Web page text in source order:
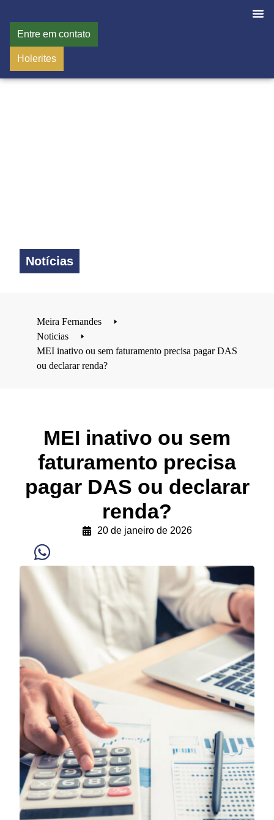
Entre em contato
Holerites
Notícias
Meira Fernandes
🢒
Noticias
🢒
MEI inativo ou sem faturamento precisa pagar DAS
ou declarar renda?
MEI inativo ou sem
faturamento precisa
pagar DAS ou declarar
renda?
20 de janeiro de 2026